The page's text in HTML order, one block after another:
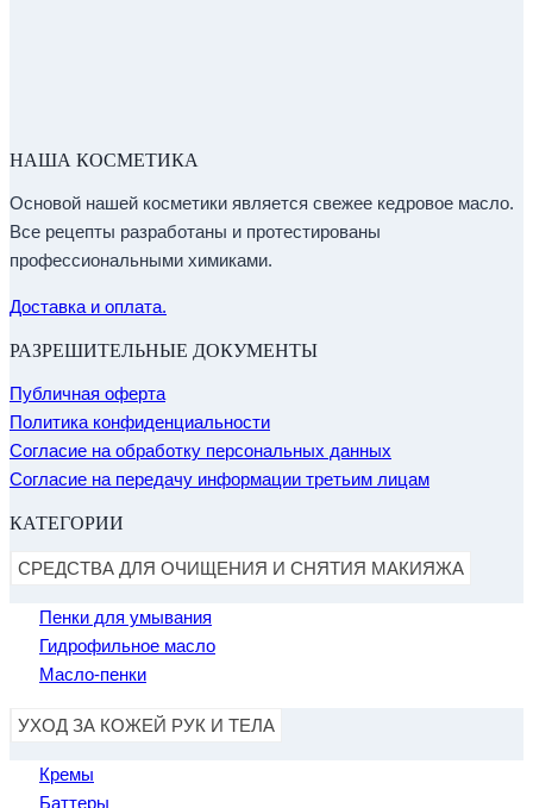
НАША КОСМЕТИКА
Основой нашей косметики является свежее кедровое масло.
Все рецепты разработаны и протестированы
профессиональными химиками.
Доставка и оплата.
РАЗРЕШИТЕЛЬНЫЕ ДОКУМЕНТЫ
Публичная оферта
Политика конфиденциальности
Согласие на обработку персональных данных
Согласие на передачу информации третьим лицам
КАТЕГОРИИ
СРЕДСТВА ДЛЯ ОЧИЩЕНИЯ И СНЯТИЯ МАКИЯЖА
Пенки для умывания
Гидрофильное масло
Масло-пенки
УХОД ЗА КОЖЕЙ РУК И ТЕЛА
Кремы
Баттеры